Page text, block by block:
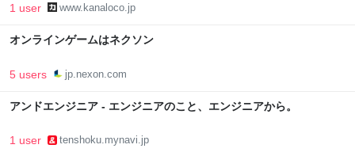
1 user www.kanaloco.jp
オンラインゲームはネクソン
5 users jp.nexon.com
アンドエンジニア - エンジニアのこと、エンジニアから。
1 user tenshoku.mynavi.jp